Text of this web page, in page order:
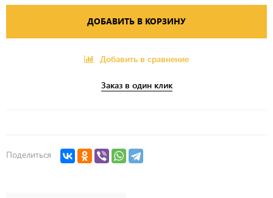
ДОБАВИТЬ В КОРЗИНУ
Добавить в сравнение
Заказ в один клик
Поделиться